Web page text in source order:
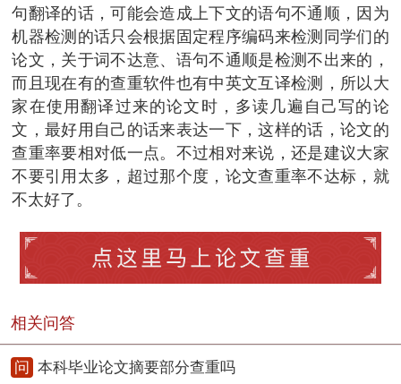
句翻译的话，可能会造成上下文的语句不通顺，因为
机器检测的话只会根据固定程序编码来检测同学们的
论文，关于词不达意、语句不通顺是检测不出来的，
而且现在有的查重软件也有中英文互译检测，所以大
家在使用翻译过来的论文时，多读几遍自己写的论
文，最好用自己的话来表达一下，这样的话，论文的
查重率要相对低一点。不过相对来说，还是建议大家
不要引用太多，超过那个度，论文查重率不达标，就
不太好了。
相关问答
问 本科毕业论文摘要部分查重吗